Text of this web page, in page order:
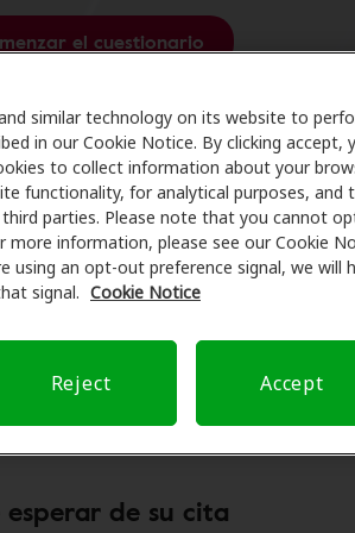
similar technology on its website to
in our Cookie Notice. By clicking accept,
to collect information about your
functionality, for analytical purposes, and
parties. Please note that you cannot
more information, please see our Cookie
using an opt-out preference signal, we will
signal. Cookie Notice
Reject Accept
el cuestionario
ninguna atención médica relacionada con
están destinados a ofrecer tratamiento,
productos que mejor satisfacen sus
recibir contenido relacionado con la
¡no tiene nada que
esperar de su cita